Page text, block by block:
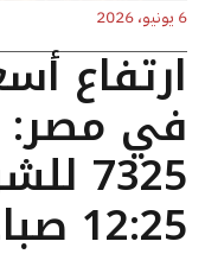
6 يونيو، 2026
ارتفاع
12:25 صباحا